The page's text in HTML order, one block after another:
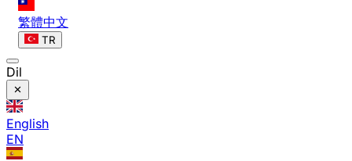
繁體中文
TR
Dil
English
EN